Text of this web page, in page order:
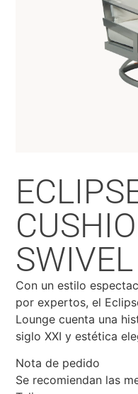
Con un estilo
por expertos, el
Lounge cuenta una
siglo XXI y estética
Nota de pedido
Se recomiendan las